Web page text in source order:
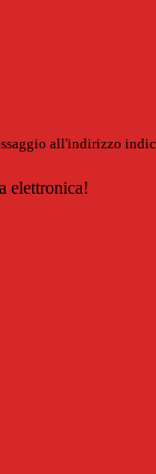
all'indirizzo
elettronica!